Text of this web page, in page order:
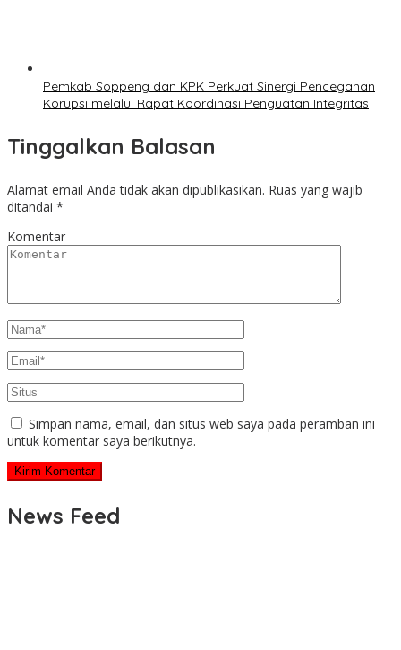
Pemkab Soppeng dan KPK Perkuat Sinergi Pencegahan
Korupsi melalui Rapat Koordinasi Penguatan Integritas
Tinggalkan Balasan
Alamat email Anda tidak akan dipublikasikan. Ruas yang wajib
ditandai *
Komentar
Simpan nama, email, dan situs web saya pada peramban ini
untuk komentar saya berikutnya.
News Feed